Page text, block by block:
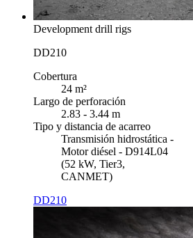
Development drill rigs
DD210
Cobertura
24 m²
Largo de perforación
2.83 - 3.44 m
Tipo y distancia de acarreo
Transmisión hidrostática -
Motor diésel - D914L04
(52 kW, Tier3,
CANMET)
DD210